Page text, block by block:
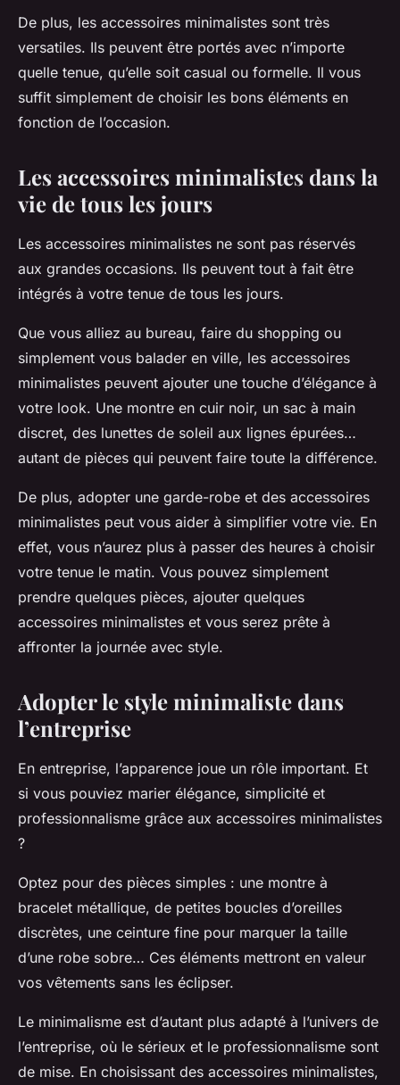
De plus, les accessoires minimalistes sont très
versatiles. Ils peuvent être portés avec n’importe
quelle tenue, qu’elle soit casual ou formelle. Il vous
suffit simplement de choisir les bons éléments en
fonction de l’occasion.
Les accessoires minimalistes dans la
vie de tous les jours
Les accessoires minimalistes ne sont pas réservés
aux grandes occasions. Ils peuvent tout à fait être
intégrés à votre tenue de tous les jours.
Que vous alliez au bureau, faire du shopping ou
simplement vous balader en ville, les accessoires
minimalistes peuvent ajouter une touche d’élégance à
votre look. Une montre en cuir noir, un sac à main
discret, des lunettes de soleil aux lignes épurées…
autant de pièces qui peuvent faire toute la différence.
De plus, adopter une garde-robe et des accessoires
minimalistes peut vous aider à simplifier votre vie. En
effet, vous n’aurez plus à passer des heures à choisir
votre tenue le matin. Vous pouvez simplement
prendre quelques pièces, ajouter quelques
accessoires minimalistes et vous serez prête à
affronter la journée avec style.
Adopter le style minimaliste dans
l’entreprise
En entreprise, l’apparence joue un rôle important. Et
si vous pouviez marier élégance, simplicité et
professionnalisme grâce aux accessoires minimalistes
?
Optez pour des pièces simples : une montre à
bracelet métallique, de petites boucles d’oreilles
discrètes, une ceinture fine pour marquer la taille
d’une robe sobre… Ces éléments mettront en valeur
vos vêtements sans les éclipser.
Le minimalisme est d’autant plus adapté à l’univers de
l’entreprise, où le sérieux et le professionnalisme sont
de mise. En choisissant des accessoires minimalistes,